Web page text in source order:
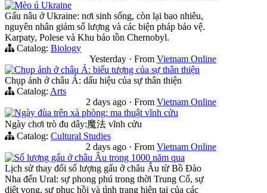
Mèo ú Ukraine
Gấu nâu ở Ukraine: nơi sinh sống, còn lại bao nhiêu,
nguyên nhân giảm số lượng và các biện pháp bảo vệ.
Karpaty, Polese và Khu bảo tồn Chernobyl.
Catalog: Biology
Yesterday · From Vietnam Online
Chụp ảnh ở châu Á: biểu tượng của sự thân thiện
Chụp ảnh ở châu Á: dấu hiệu của sự thân thiện
Catalog: Arts
2 days ago · From Vietnam Online
Ngày đùa trên xà phòng: ma thuật vĩnh cửu
Ngày chơi trò đu dây:魔法 vĩnh cửu
Catalog: Cultural Studies
2 days ago · From Vietnam Online
Số lượng gấu ở châu Âu trong 1000 năm qua
Lịch sử thay đổi số lượng gấu ở châu Âu từ Bồ Đào
Nha đến Ural: sự phong phú trong thời Trung Cổ, sự
diệt vong, sự phục hồi và tình trạng hiện tại của các